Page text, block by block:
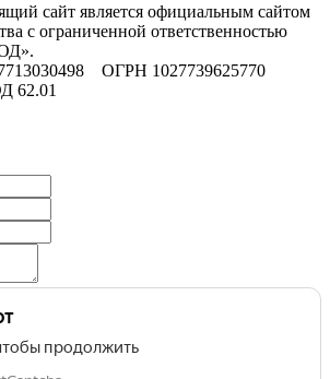
сайт является официальным сайтом
с ограниченной ответственностью
ОГРН 1027739625770
62.01